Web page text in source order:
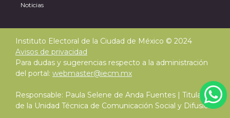
Noticias
Instituto Electoral de la Ciudad de México © 2024
Avisos de privacidad
Para dudas y sugerencias respecto a la administración
del portal: webmaster@iecm.mx
Responsable: Paula Selene de Anda Fuentes | Titular
de la Unidad Técnica de Comunicación Social y Difusión